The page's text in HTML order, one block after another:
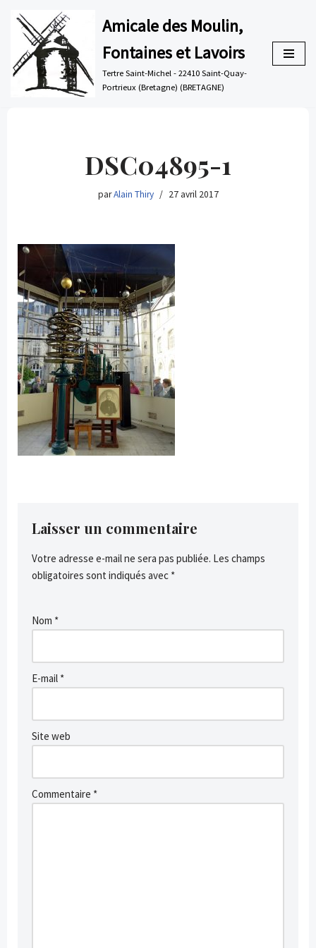
Aller
au
contenu
Amicale des Moulin,
Fontaines et Lavoirs
Tertre Saint-Michel - 22410 Saint-Quay-
Portrieux (Bretagne) (BRETAGNE)
DSC04895-1
parAlain Thiry 27 avril 2017
Laisser un commentaire
Votre adresse e-mail ne sera pas publiée. Les champs
obligatoires sont indiqués avec *
Nom *
E-mail *
Site web
Commentaire *